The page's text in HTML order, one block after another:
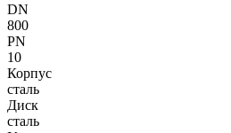
DN
800
PN
10
Корпус
сталь
Диск
сталь